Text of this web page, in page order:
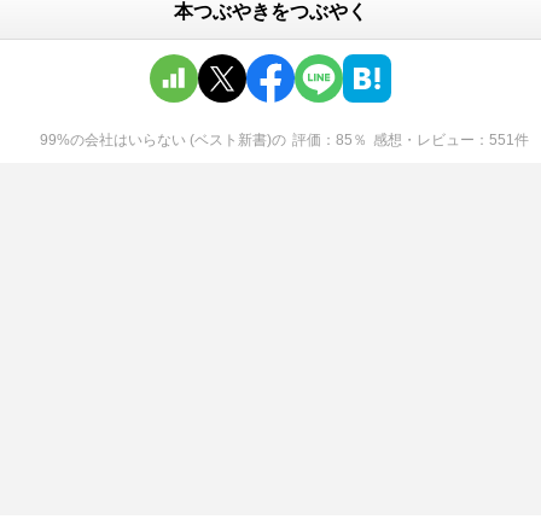
本つぶやきをつぶやく
99%の会社はいらない (ベスト新書)の 評価 85 ％ 感想・レビュー 551件